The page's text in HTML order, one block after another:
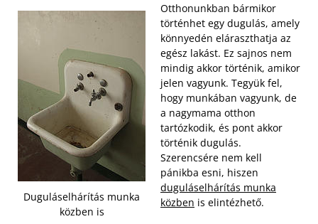
Duguláselhárítás munka
közben is
Otthonunkban bármikor
történhet egy dugulás, amely
könnyedén eláraszthatja az
egész lakást. Ez sajnos nem
mindig akkor történik, amikor
jelen vagyunk. Tegyük fel,
hogy munkában vagyunk, de
a nagymama otthon
tartózkodik, és pont akkor
történik dugulás.
Szerencsére nem kell
pánikba esni, hiszen
duguláselhárítás munka
közben is elintézhető.